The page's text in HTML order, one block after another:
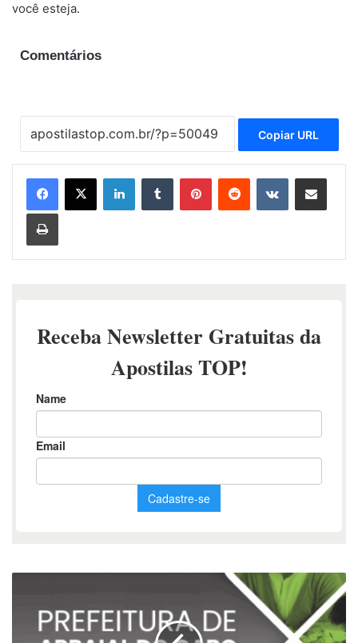
você esteja.
Comentários
Copiar URL
LinkedinTumblr PinterestReddit VK Compartilhar via e-mail
Imprimir
Completo